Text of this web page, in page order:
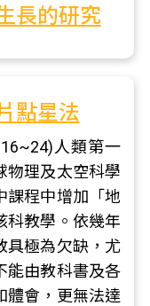
長的研究
點星法
人類第一
物理及太空科學
課程中增加「地
科教學。依幾年
具極為欠缺，尤
能由教科書及各
體會，更無法達